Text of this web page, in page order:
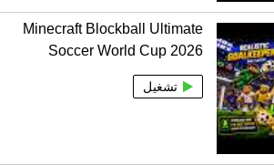
Minecraft Blockball Ultimate
Soccer World Cup 2026
تشغيل